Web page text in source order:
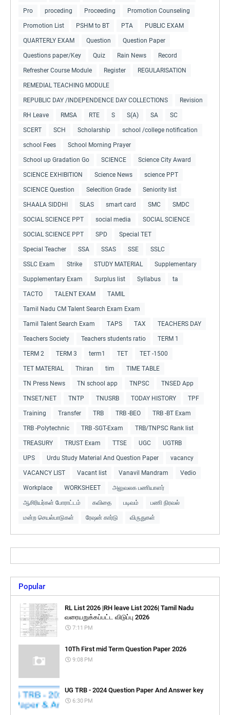
Pro proceding Proceeding Promotion Counseling
Promotion List PSHM to BT PTA PUBLIC EXAM
QUARTERLY EXAM Question Question Paper
Questions paper/Key Quiz Rain News Record
Refresher Course Module Register REGULARISATION
REMEDIAL TEACHING MODULE
REPUBLIC DAY /INDEPENDENCE DAY COLLECTIONS Revision
RH Leave RMSA RTE S S(A) SA SC
SCERT SCH Scholarship school /college notification
school Fees School Morning Prayer
School up Gradation Go SCIENCE Science City Award
SCIENCE EXHIBITION Science News science PPT
SCIENCE Question Selecition Grade Seniority list
SHAALA SIDDHI SLAS smart card SMC SMDC
SOCIAL SCIENCE PPT social media SOCIAL SCIENCE
SOCIAL SCIENCE PPT SPD Special TET
Special Teacher SSA SSAS SSE SSLC
SSLC Exam Strike STUDY MATERIAL Supplementary
Supplementary Exam Surplus list Syllabus ta
TACTO TALENT EXAM TAMIL
Tamil Nadu CM Talent Search Exam Exam
Tamil Talent Search Exam TAPS TAX TEACHERS DAY
Teachers Society Teachers students ratio TERM 1
TERM 2 TERM 3 term1 TET TET -1500
TET MATERIAL Thiran tim TIME TABLE
TN Press News TN school app TNPSC TNSED App
TNSET/NET TNTP TNUSRB TODAY HISTORY TPF
Training Transfer TRB TRB -BEO TRB -BT Exam
TRB -Polytechnic TRB -SGT-Exam TRB/TNPSC Rank list
TREASURY TRUST Exam TTSE UGC UGTRB
UPS Urdu Study Material And Question Paper vacancy
VACANCY LIST Vacant list Vanavil Mandram Vedio
Workplace WORKSHEET அலுவலக பணியாளர்
ஆசிரியர்கள் போராட்டம் கவிதை படிவம் பணி நிரவல்
மன்ற செயல்பாடுகள் ரேஷன் கார்டு விருதுகள்
Popular
RL List 2026 |RH leave List 2026| Tamil Nadu
வரையறுக்கப்பட்ட விடுப்பு 2026
7:11 PM
10Th First mid Term Question Paper 2026
9:08 PM
UG TRB - 2024 Question Paper And Answer key
6:30 PM